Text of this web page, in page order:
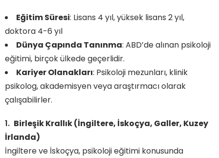
Eğitim Süresi: Lisans 4 yıl, yüksek lisans 2 yıl,
doktora 4-6 yıl
Dünya Çapında Tanınma: ABD’de alınan psikoloji
eğitimi, birçok ülkede geçerlidir.
Kariyer Olanakları: Psikoloji mezunları, klinik
psikolog, akademisyen veya araştırmacı olarak
çalışabilirler.
Birleşik Krallık (İngiltere, İskoçya, Galler, Kuzey
İrlanda)
İngiltere ve İskoçya, psikoloji eğitimi konusunda